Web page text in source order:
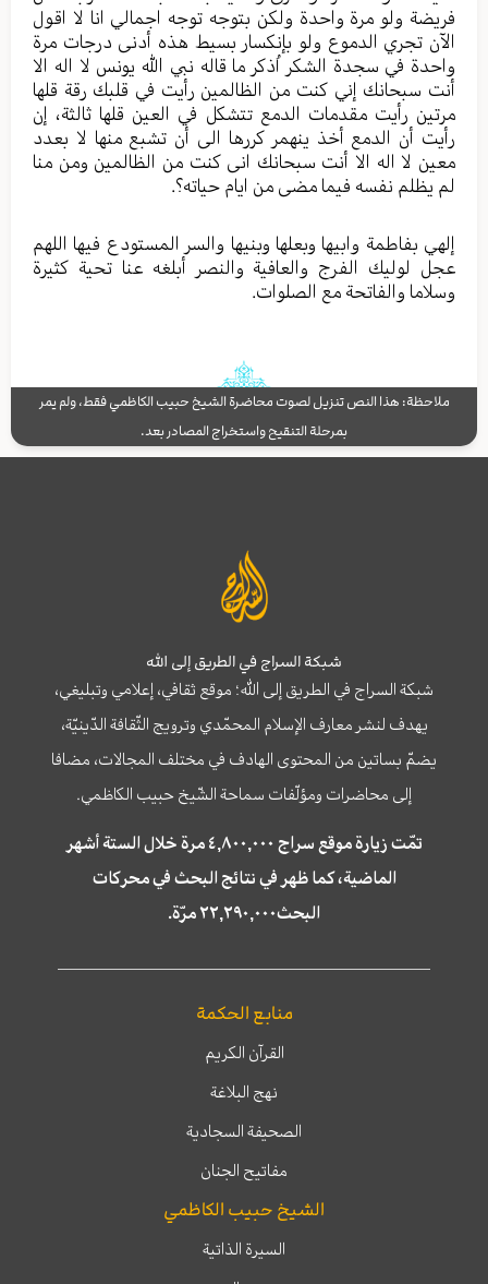
فریضة ولو مرة واحدة ولکن بتوجه توجه اجمالي انا لا اقول
الآن تجري الدموع ولو بإنکسار بسیط هذه أدنی درجات مرة
واحدة في سجدة الشکر اُذکر ما قاله نبي الله یونس لا اله الا
أنت سبحانك إني کنت من الظالمین رأيت في قلبك رقة قلها
مرتین رأيت مقدمات الدمع تتشکل في العین قلها ثالثة، إن
رأيت أن الدمع أخذ ینهمر کررها الی أن تشبع منها لا بعدد
معین لا اله الا أنت سبحانك انی کنت من الظالمین ومن منا
لم یظلم نفسه فیما مضی من ایام حیاته؟.
إلهي بفاطمة وابیها وبعلها وبنیها والسر المستودع فیها اللهم
عجل لولیك الفرج والعافیة والنصر أبلغه عنا تحیة کثیرة
وسلاما والفاتحة مع الصلوات.
ملاحظة: هذا النص تنزيل لصوت محاضرة الشيخ حبيب الكاظمي فقط، ولم يمر
بمرحلة التنقيح واستخراج المصادر بعد.
شبكة السراج في الطريق إلى الله
شبكة السراج في الطريق إلى الله؛ موقع ثقافي، إعلامي وتبليغي،
يهدف لنشر معارف الإسلام المحمّدي وترويج الثّقافة الدّينيّة،
يضمّ بساتين من المحتوى الهادف في مختلف المجالات، مضافا
إلى محاضرات ومؤلّفات سماحة الشّيخ حبيب الكاظمي.
تمّت زيارة موقع سراج ٤,٨٠٠,٠٠٠ مرة خلال الستة أشهر
الماضية، كما ظهر في نتائج البحث في محركات
البحث٢٢,٢٩٠,٠٠٠ مرّة.
منابع الحكمة
القرآن الكريم
نهج البلاغة
الصحيفة السجادية
مفاتيح الجنان
الشيخ حبيب الكاظمي
السيرة الذاتية